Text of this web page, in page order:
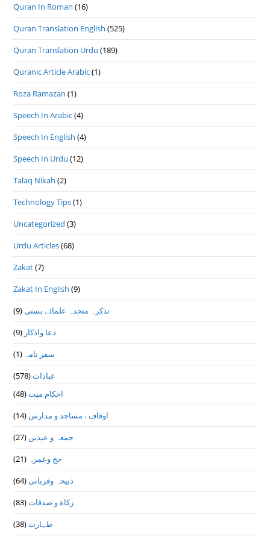
Quran In Roman (16)
Quran Translation English (525)
Quran Translation Urdu (189)
Quranic Article Arabic(1)
Roza Ramazan (1)
Speech In Arabic(4)
Speech In English (4)
Speech In Urdu (12)
Talaq Nikah (2)
Technology Tips(1)
Uncategorized (3)
Urdu Articles(68)
Zakat(7)
Zakat In English (9)
تذكرہ متحدہ علمائے بستى(9)
دعا واذكار (9)
سفر نامہ (1)
عبادات(578)
احکام میت(48)
اوقاف ، مساجد و مدارس (14)
جمعہ و عیدین (27)
حج وعمرہ (21)
ذبیحہ وقربانی(64)
زکاة و صدقات(83)
طہارت(38)